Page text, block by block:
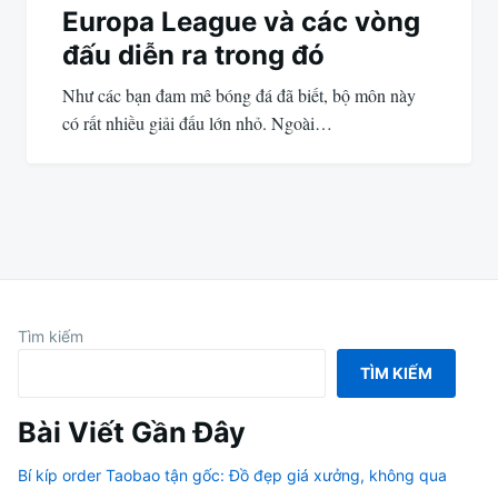
Europa League và các vòng
đấu diễn ra trong đó
Như các bạn đam mê bóng đá đã biết, bộ môn này
có rất nhiều giải đấu lớn nhỏ. Ngoài…
Tìm kiếm
TÌM KIẾM
Bài Viết Gần Đây
Bí kíp order Taobao tận gốc: Đồ đẹp giá xưởng, không qua